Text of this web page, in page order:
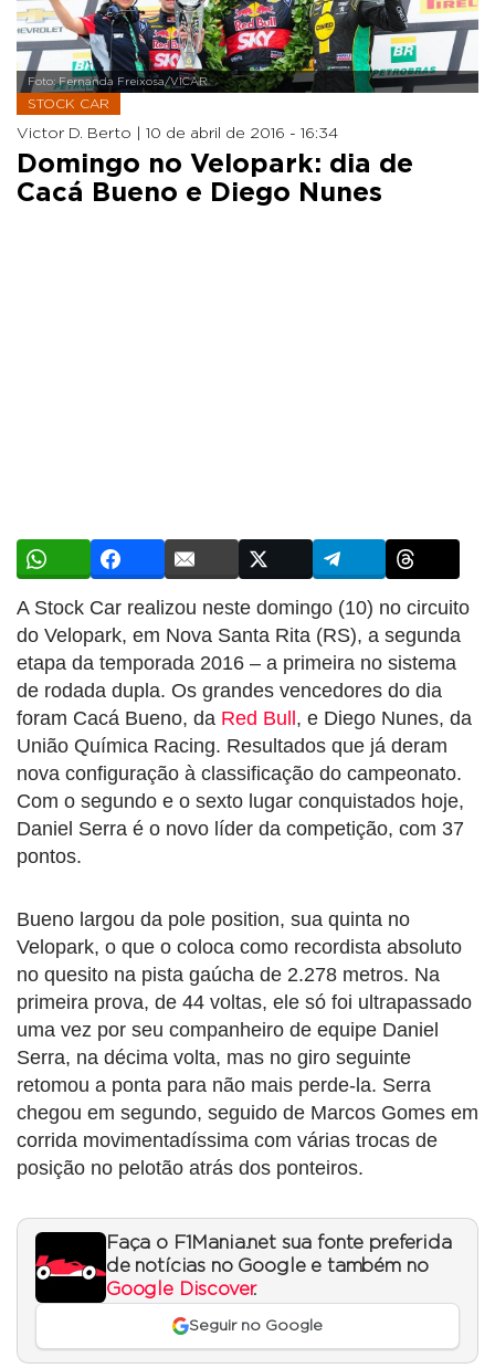
Foto: Fernanda Freixosa/VICAR
STOCK CAR
Victor D. Berto | 10 de abril de 2016 - 16:34
Domingo no Velopark: dia de
Cacá Bueno e Diego Nunes
A Stock Car realizou neste domingo (10) no circuito
do Velopark, em Nova Santa Rita (RS), a segunda
etapa da temporada 2016 – a primeira no sistema
de rodada dupla. Os grandes vencedores do dia
foram Cacá Bueno, da Red Bull, e Diego Nunes, da
União Química Racing. Resultados que já deram
nova configuração à classificação do campeonato.
Com o segundo e o sexto lugar conquistados hoje,
Daniel Serra é o novo líder da competição, com 37
pontos.
Bueno largou da pole position, sua quinta no
Velopark, o que o coloca como recordista absoluto
no quesito na pista gaúcha de 2.278 metros. Na
primeira prova, de 44 voltas, ele só foi ultrapassado
uma vez por seu companheiro de equipe Daniel
Serra, na décima volta, mas no giro seguinte
retomou a ponta para não mais perde-la. Serra
chegou em segundo, seguido de Marcos Gomes em
corrida movimentadíssima com várias trocas de
posição no pelotão atrás dos ponteiros.
Faça o F1Mania.net sua fonte preferida
de notícias no Google e também no
Google Discover.
Seguir no Google